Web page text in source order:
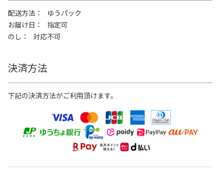
配送方法
ゆうパック
お届け日
指定可
のし
対応不可
決済方法
下記の決済方法がご利用頂けます。